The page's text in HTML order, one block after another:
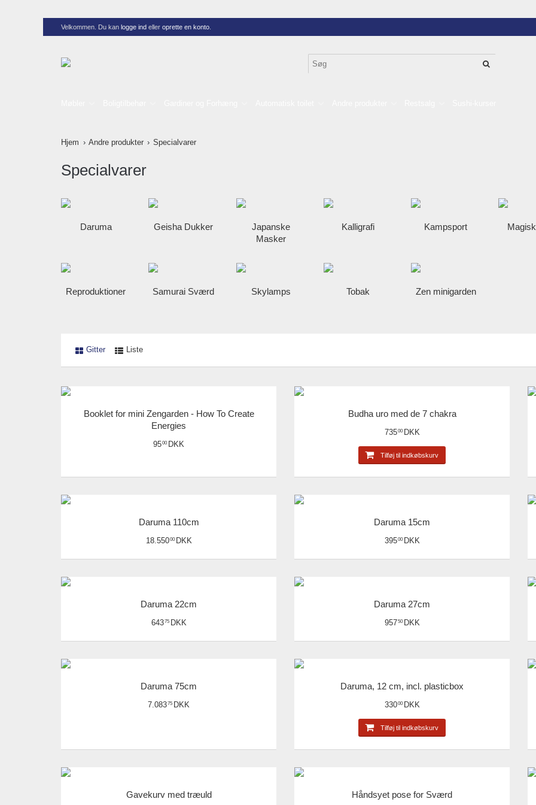
Velkommen. Du kan logge ind eller oprette en konto
Hjem Andre produkter Specialvarer
Specialvarer
Daruma Geisha Dukker
Japanske
Masker
Kalligrafi Kampsport
Reproduktioner Samurai Sværd Skylamps Tobak Zen minigarden
Gitter Liste
Booklet for mini Zengarden - How To Create
Energies
9500 DKK
Budha uro med de 7 chakra
73500 DKK
Tilføj til indkøbskurv
Daruma 110cm
18.55000 DKK
Daruma 15cm
39500 DKK
Daruma 22cm
64375 DKK
Daruma 27cm
95750 DKK
Daruma 75cm
7.08375 DKK
Daruma, 12 cm, incl. plasticbox
33000 DKK
Tilføj til indkøbskurv
Gavekurv med træuld Håndsyet pose for Sværd